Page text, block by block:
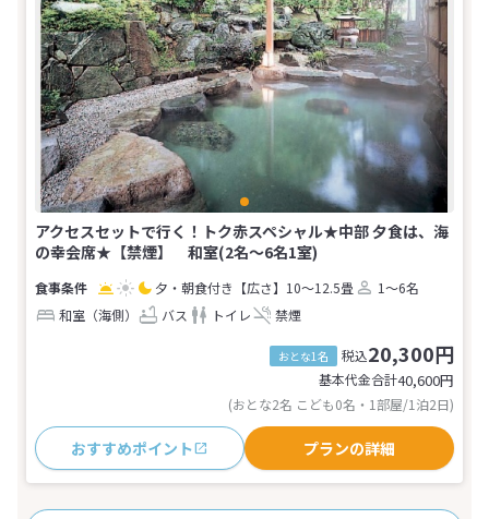
アクセスセットで行く！トク赤スペシャル★中部 夕食は、海
の幸会席★【禁煙】 和室(2名～6名1室)
夕・朝食付き 【広さ】10～12.5畳
1～6名
和室（海側）
バス トイレ 禁煙
おとな1名 税込20,300円
基本代金合計40,600円
(おとな2名 こども0名・1部屋/1泊2日)
おすすめポイント プランの詳細